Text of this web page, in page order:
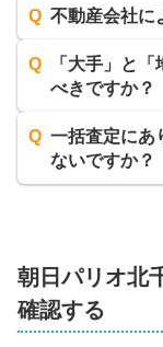
Q 不動産会社に
Q
「大手」と
べきですか？
Q 一括査定にあ
ないですか？
朝日パリオ北
確認する